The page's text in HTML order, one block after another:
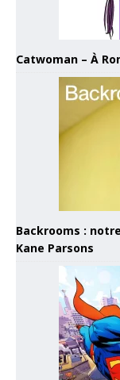
Catwoman – À
Backrooms :
Kane Parsons